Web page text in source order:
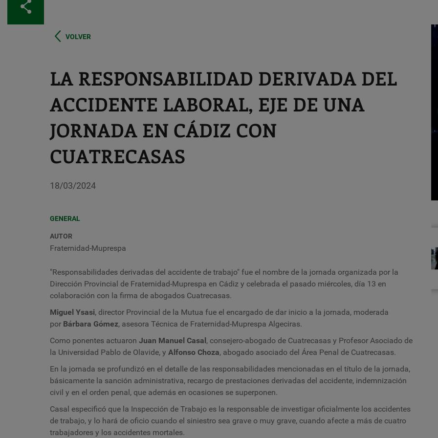
VOLVER
LA RESPONSABILIDAD DERIVADA DEL
ACCIDENTE LABORAL, EJE DE UNA
JORNADA EN CÁDIZ CON
CUATRECASAS
18/03/2024
GENERAL
AUTOR
Fraternidad-Muprespa
"Responsabilidades derivadas del accidente de trabajo" fue el nombre de la jornada organizada por la
Dirección Provincial de Fraternidad-Muprespa en Cádiz y celebrada el pasado miércoles, día 13 en
colaboración con la firma de abogados Cuatrecasas.
Miguel Ysasi, director Provincial de la Mutua fue el encargado de dar inicio a la jornada, moderada
por Bárbara Gómez, asesora Técnica de Fraternidad-Muprespa Algeciras.
Como ponentes actuaron Juan Manuel Casal, consejero-abogado de Cuatrecasas y Profesor Asociado de
la Universidad Pablo de Olavide, y Alfonso Choza, abogado asociado del Área Penal de Cuatrecasas.
En la jornada se profundizó en el detalle de las responsabilidades mencionadas en el título de la jornada,
básicamente la sanción administrativa, recargo de prestaciones derivadas del accidente, indemnización
civil y en el orden penal, que además en ocasiones se superponen.
Casal especificó que la Inspección de Trabajo es la responsable de investigar oficialmente los accidentes
de trabajo, y lo hará de oficio cuando el siniestro sea grave o muy grave, cuando afecte a más de cuatro
trabajadores y los accidentes mortales.